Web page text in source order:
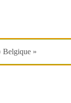
Belgique »